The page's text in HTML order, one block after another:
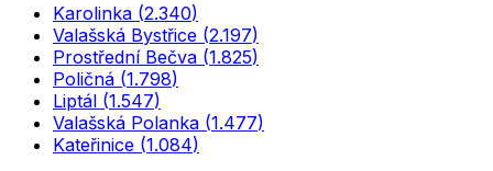
Karolinka (2.340)
Valašská Bystřice (2.197)
Prostřední Bečva (1.825)
Poličná (1.798)
Liptál (1.547)
Valašská Polanka (1.477)
Kateřinice (1.084)